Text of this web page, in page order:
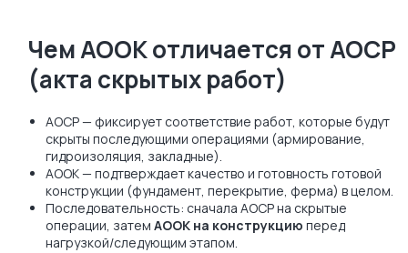
Чем АООК отличается от АОСР
(акта скрытых работ)
АОСР — фиксирует соответствие работ, которые будут
скрыты последующими операциями (армирование,
гидроизоляция, закладные).
АООК — подтверждает качество и готовность готовой
конструкции (фундамент, перекрытие, ферма) в целом.
Последовательность: сначала АОСР на скрытые
операции, затем АООК на конструкцию перед
нагрузкой/следующим этапом.